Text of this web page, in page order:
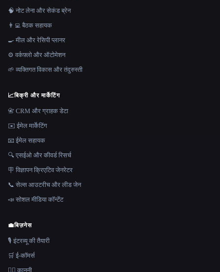
🧠 नोट लेना और सेकंड ब्रेन
👨‍💻 बैठक सहायक
🍳 मील और रेसिपी प्लानर
⚙️ वर्कफ़्लो और ऑटोमेशन
🌱 व्यक्तिगत विकास और तंदुरुस्ती
📈बिक्री और मार्केटिंग
📇 CRM और ग्राहक डेटा
✉️ ईमेल मार्केटिंग
📧 ईमेल सहायक
🔍 एसईओ और कीवर्ड रिसर्च
🪧 विज्ञापन क्रिएटिव जेनरेटर
📞 सेल्स आउटरीच और लीड जेन
📣 सोशल मीडिया कॉन्टेंट
💼बिज़नेस
🎙️ इंटरव्यू की तैयारी
🛒 ई-कॉमर्स
👩‍⚖️ कानूनी